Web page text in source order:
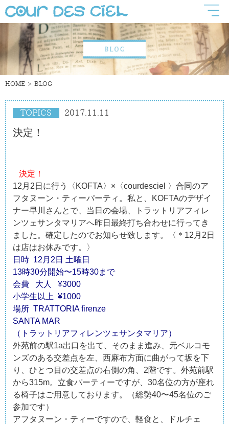
HOME BLOG
TOPICS 2017.11.11
決定！
決定！
12月2日に行う〈KOFTA〉×〈courdesciel 〉合同のア
フタヌーン・ティーパーティ。私と、KOFTAのデザイ
ナー早川さんとで、当日の会場、トラットリアフィレ
ンツェサンタマリアへ昨日最終打ち合わせに行ってき
ました。確定したのでお知らせ致します。〈＊12月2日
は店はお休みです。〉
日時 12月2日 土曜日
13時30分開始〜15時30まで
会費 大人 ¥3000
小学生以上 ¥1000
場所 TRATTORIA firenze
SANTA MAR
（トラットリアフィレンツェサンタマリア）
外苑前の駅1a出口を出て、そのまま進み、元ベルコモ
ンズのある交差点を左、西麻布方面に曲がって坂を下
り、ひとつ目の交差点の右側の角、2階です。外苑前駅
から315m。立食パーティーですが、30名位の方が座れ
る椅子はご用意しております。（総勢40〜45名位のご
参加です）
アフタヌーン・ティーですので、軽食と、ドルチェ